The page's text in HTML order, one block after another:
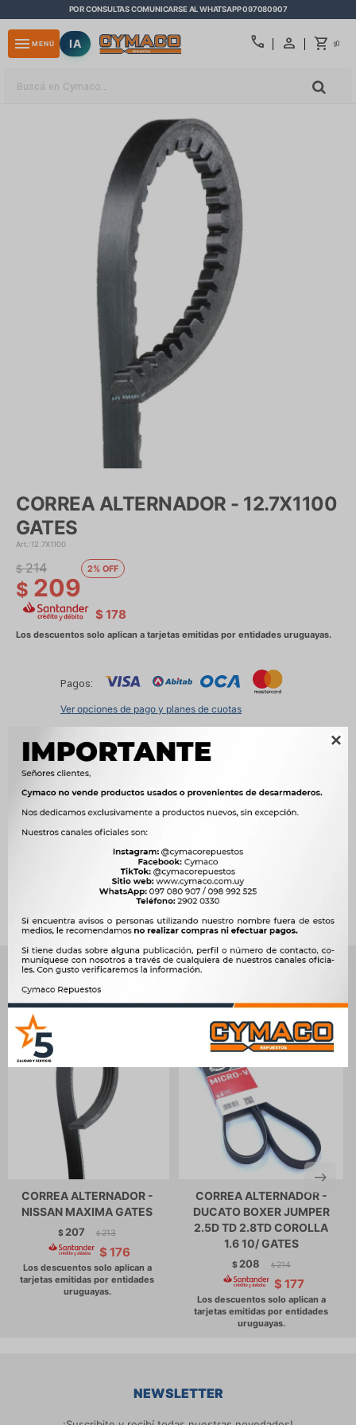

POR CONSULTAS COMUNICARSE AL WHATSAPP 097080907
call $0
menu MENÚ IA
CORREA ALTERNADOR - 12.7X1100
GATES
12.7X1100
$ 209
$ 214 2
$ 178
Pagos:
Ver opciones de pago y planes de cuotas
Métodos y costos de envío
   
Ver mas productos de la marca Gates
Productos que te pueden interesar
CORREA ALTERNADOR -
NISSAN MAXIMA GATES
$ 207 $ 213
$ 176
CORREA ALTERNADOR -
DUCATO BOXER JUMPER
2.5D TD 2.8TD COROLLA
1.6 10/ GATES
$ 208 $ 214
$ 177
NEWSLETTER
close